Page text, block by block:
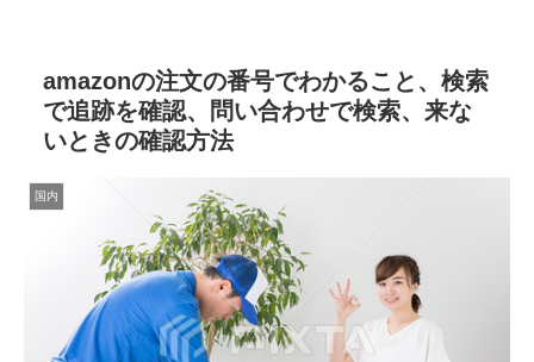
amazonの注文の番号でわかること、検索
で追跡を確認、問い合わせで検索、来な
いときの確認方法
国内